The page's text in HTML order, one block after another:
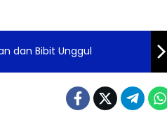
dan Bibit Unggul